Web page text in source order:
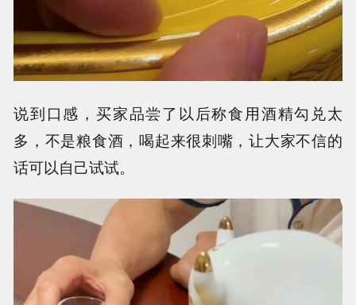
说到口感，买家品尝了以后称食用酒精勾兑太
多，不是粮食酒，喝起来很刺嘴，让大家不信的
话可以自己试试。